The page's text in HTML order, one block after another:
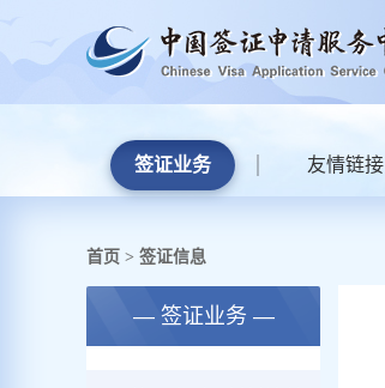
签证业务 友情链接
首页 > 签证信息
— 签证业务 —